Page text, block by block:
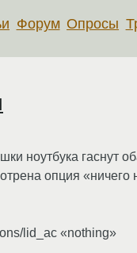
Форум Опросы
ноутбука гаснут
опция
lid_ac «nothing»